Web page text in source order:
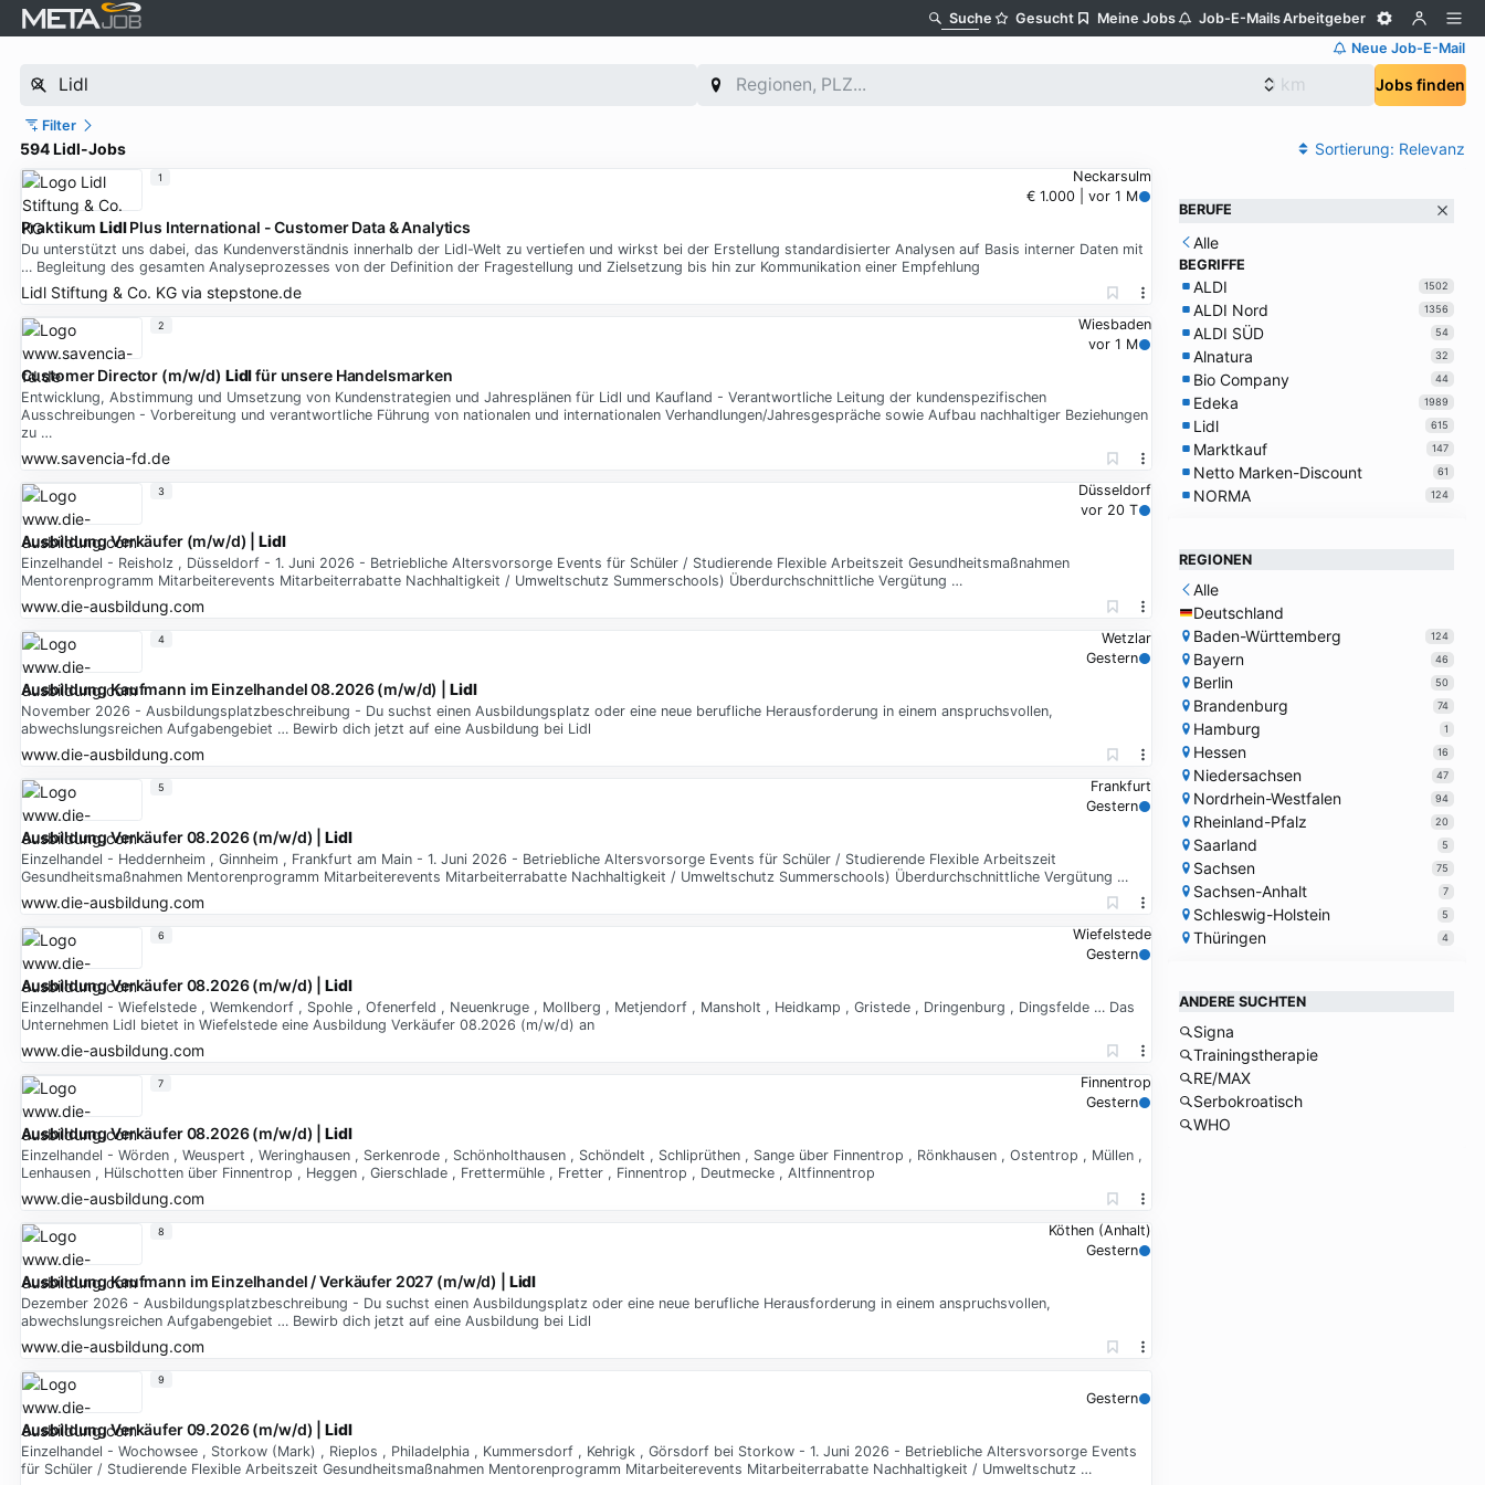
Suche Gesucht Meine Jobs Job-E-MailsArbeitgeber
Neue Job-E-Mail
Jobs finden
Filter
594 Lidl-Jobs Sortierung: Relevanz
Neckarsulm
€ 1.000 | vor 1 M
PraktikumLidlPlus International - Customer Data & Analytics
Du unterstützt uns dabei, das Kundenverständnis innerhalb der Lidl-Welt zu vertiefen und wirkst bei der Erstellung standardisierter Analysen auf Basis interner Daten mit
… Begleitung des gesamten Analyseprozesses von der Definition der Fragestellung und Zielsetzung bis hin zur Kommunikation einer Empfehlung
Lidl Stiftung & Co. KGvia stepstone.de
1
Wiesbaden
vor 1 M
Customer Director (m/w/d) Lidlfür unsere Handelsmarken
Entwicklung, Abstimmung und Umsetzung von Kundenstrategien und Jahresplänen für Lidl und Kaufland - Verantwortliche Leitung der kundenspezifischen
Ausschreibungen - Vorbereitung und verantwortliche Führung von nationalen und internationalen Verhandlungen/Jahresgespräche sowie Aufbau nachhaltiger Beziehungen
zu …
www.savencia-fd.de
2
Düsseldorf
vor 20 T
Ausbildung Verkäufer (m/w/d) |Lidl
Einzelhandel - Reisholz , Düsseldorf - 1. Juni 2026 - Betriebliche Altersvorsorge Events für Schüler / Studierende Flexible Arbeitszeit Gesundheitsmaßnahmen
Mentorenprogramm Mitarbeiterevents Mitarbeiterrabatte Nachhaltigkeit / Umweltschutz Summerschools) Überdurchschnittliche Vergütung …
www.die-ausbildung.com
3
Wetzlar
Gestern
Ausbildung Kaufmann im Einzelhandel 08.2026 (m/w/d) | Lidl
November 2026 - Ausbildungsplatzbeschreibung - Du suchst einen Ausbildungsplatz oder eine neue berufliche Herausforderung in einem anspruchsvollen,
abwechslungsreichen Aufgabengebiet … Bewirb dich jetzt auf eine Ausbildung bei Lidl
www.die-ausbildung.com
4
Frankfurt
Gestern
Ausbildung Verkäufer 08.2026 (m/w/d) |Lidl
Einzelhandel - Heddernheim , Ginnheim , Frankfurt am Main - 1. Juni 2026 - Betriebliche Altersvorsorge Events für Schüler / Studierende Flexible Arbeitszeit
Gesundheitsmaßnahmen Mentorenprogramm Mitarbeiterevents Mitarbeiterrabatte Nachhaltigkeit / Umweltschutz Summerschools) Überdurchschnittliche Vergütung …
www.die-ausbildung.com
5
Wiefelstede
Gestern
Ausbildung Verkäufer 08.2026 (m/w/d) |Lidl
Einzelhandel - Wiefelstede , Wemkendorf , Spohle , Ofenerfeld , Neuenkruge , Mollberg , Metjendorf , Mansholt , Heidkamp , Gristede , Dringenburg , Dingsfelde … Das
Unternehmen Lidl bietet in Wiefelstede eine Ausbildung Verkäufer 08.2026 (m/w/d) an
www.die-ausbildung.com
6
Finnentrop
Gestern
Ausbildung Verkäufer 08.2026 (m/w/d) |Lidl
Einzelhandel - Wörden , Weuspert , Weringhausen , Serkenrode , Schönholthausen , Schöndelt , Schliprüthen , Sange über Finnentrop , Rönkhausen , Ostentrop , Müllen ,
Lenhausen , Hülschotten über Finnentrop , Heggen , Gierschlade , Frettermühle , Fretter , Finnentrop , Deutmecke , Altfinnentrop
www.die-ausbildung.com
7
Köthen (Anhalt)
Gestern
Ausbildung Kaufmann im Einzelhandel / Verkäufer 2027 (m/w/d) | Lidl
Dezember 2026 - Ausbildungsplatzbeschreibung - Du suchst einen Ausbildungsplatz oder eine neue berufliche Herausforderung in einem anspruchsvollen,
abwechslungsreichen Aufgabengebiet … Bewirb dich jetzt auf eine Ausbildung bei Lidl
www.die-ausbildung.com
8
Gestern
Ausbildung Verkäufer 09.2026 (m/w/d) |Lidl
Einzelhandel - Wochowsee , Storkow (Mark) , Rieplos , Philadelphia , Kummersdorf , Kehrigk , Görsdorf bei Storkow - 1. Juni 2026 - Betriebliche Altersvorsorge Events
für Schüler / Studierende Flexible Arbeitszeit Gesundheitsmaßnahmen Mentorenprogramm Mitarbeiterevents Mitarbeiterrabatte Nachhaltigkeit / Umweltschutz …
9
BERUFE
Alle
BEGRIFFE
ALDI 1502
ALDI Nord 1356
ALDI SÜD 54
Alnatura 32
Bio Company 44
Edeka 1989
Lidl 615
Marktkauf 147
Netto Marken-Discount 61
NORMA 124
REGIONEN
Alle
Deutschland
Baden-Württemberg
124
Bayern 46
Berlin 50
Brandenburg 74
Hamburg 1
Hessen 16
Niedersachsen 47
Nordrhein-Westfalen 94
Rheinland-Pfalz 20
Saarland 5
Sachsen 75
Sachsen-Anhalt 7
Schleswig-Holstein 5
Thüringen 4
ANDERE SUCHTEN
Signa
Trainingstherapie
RE/MAX
Serbokroatisch
WHO